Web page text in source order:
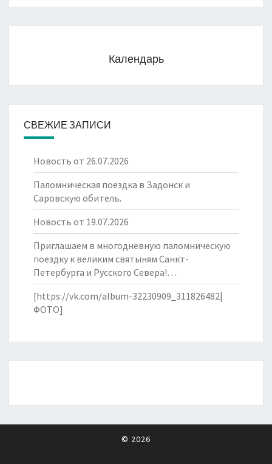
Календарь
СВЕЖИЕ ЗАПИСИ
Новость от 26.07.2026
Паломническая поездка в Задонск и
Саровскую обитель.
Новость от 19.07.2026
Приглашаем в многодневную паломническую
поездку к великим святыням Санкт-
Петербурга и Русского Севера!…
[https://vk.com/album-32230909_311826482|
ФОТО]
© 2026